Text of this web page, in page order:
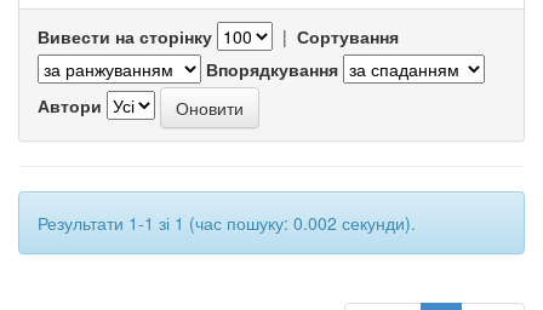
Вивести на сторінку | Сортування
Впорядкування
Автори
Результати 1-1 зі 1 (час пошуку: 0.002 секунди).